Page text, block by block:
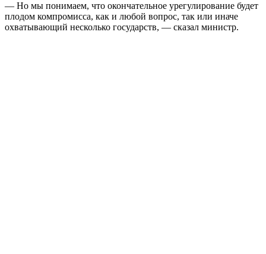
— Но мы понимаем, что окончательное урегулирование будет
плодом компромисса, как и любой вопрос, так или иначе
охватывающий несколько государств, — сказал министр.